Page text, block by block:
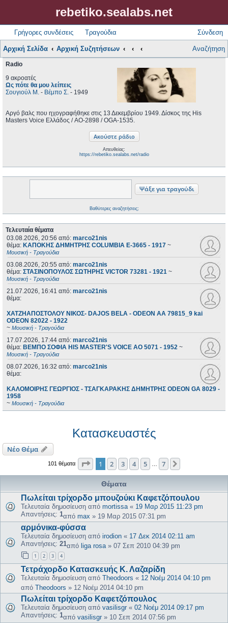
rebetiko.sealabs.net
Γρήγορες συνδέσεις Τραγούδια Σύνδεση
Αρχική Σελίδα Αρχική Συζητήσεων Αναζήτηση
Radio
9 ακροατές
Ως πότε θα μου λείπεις
Σουγιούλ Μ. - Βέμπο Σ. - 1949
Αργό βαλς που ηχογραφήθηκε στις 13 Δεκεμβρίου 1949. Δίσκος της His
Masters Voice Ελλάδος / AO-2898 / OGA-1535.
Απευθείας:
https://rebetiko.sealabs.net/radio
Βαθύτερες αναζητήσεις;
Τελευταία θέματα
03.08.2026, 20:56 από: marco21nis
θέμα: ΚΑΠΟΚΗΣ ΔΗΜΗΤΡΗΣ COLUMBIA E-3665 - 1917 ~
Μουσική - Τραγούδια
03.08.2026, 20:55 από: marco21nis
θέμα: ΣΤΑΣΙΝΟΠΟΥΛΟΣ ΣΩΤΗΡΗΣ VICTOR 73281 - 1921 ~
Μουσική - Τραγούδια
21.07.2026, 16:41 από: marco21nis
θέμα:
ΧΑΤΖΗΑΠΟΣΤΟΛΟΥ ΝΙΚΟΣ- DAJOS BELA - ODEON AA 79815_9 kai
ODEON 82022 - 1922
~ Μουσική - Τραγούδια
17.07.2026, 17:44 από: marco21nis
θέμα: ΒΕΜΠΟ ΣΟΦΙΑ HIS MASTER'S VOICE AO 5071 - 1952 ~
Μουσική - Τραγούδια
08.07.2026, 16:32 από: marco21nis
θέμα:
ΚΑΛΟΜΟΙΡΗΣ ΓΕΩΡΓΙΟΣ - ΤΣΑΓΚΑΡΑΚΗΣ ΔΗΜΗΤΡΗΣ ODEON GA 8029 -
1958
~ Μουσική - Τραγούδια
Κατασκευαστές
Νέο Θέμα
101 θέματα Σελίδα από7
1 2 3 4 5 7
Θέματα
Πωλείται τρίχορδο μπουζούκι Καφετζόπουλου
Τελευταία δημοσίευση από mortissa « 19 Μαρ 2015 11:23 pm
Απαντήσεις: 1από max » 19 Μαρ 2015 07:31 pm
αρμόνικα-φύσσα
Τελευταία δημοσίευση από irodion « 17 Δεκ 2014 02:11 am
Απαντήσεις: 21από liga rosa » 07 Σεπ 2010 04:39 pm
1 2 3 4
Τετράχορδο Κατασκευής Κ. Λαζαρίδη
Τελευταία δημοσίευση από Theodoors « 12 Νοέμ 2014 04:10 pm
από Theodoors » 12 Νοέμ 2014 04:10 pm
Πωλείται τρίχορδο Καφετζόπουλος
Τελευταία δημοσίευση από vasilisgr « 02 Νοέμ 2014 09:17 pm
Απαντήσεις: 1από vasilisgr » 10 Σεπ 2014 07:56 pm